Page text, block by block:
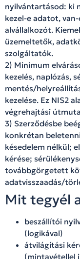
nyilvántartásod: ki
kezel-e adatot,
alvállalkozót.
üzemeltetők,
szolgáltatók.
2) Minimum
kezelés, naplózás,
mentés/
kezelése. Ez NIS2
végrehajtási
3) Szerződésbe
konkrétan
késedelem nélkül;
kérése;
továbbgörgetett
adatvisszaadás/
Mit tegyél
beszállítói
(logikával)
átvilágítási
(mintavétellel